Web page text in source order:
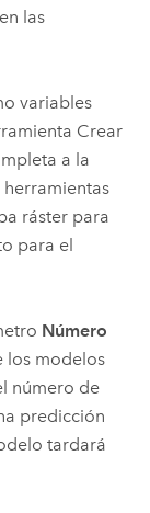
las
variables
Crear
a la
ráster para
para el
Número
los modelos
número de
predicción
tardará